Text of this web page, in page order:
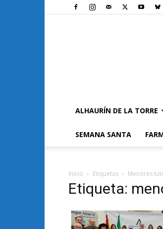
ALHAURÍN DE LA TORRE
SEMANA SANTA
Inicio Etiquetas Menores
Etiqueta: